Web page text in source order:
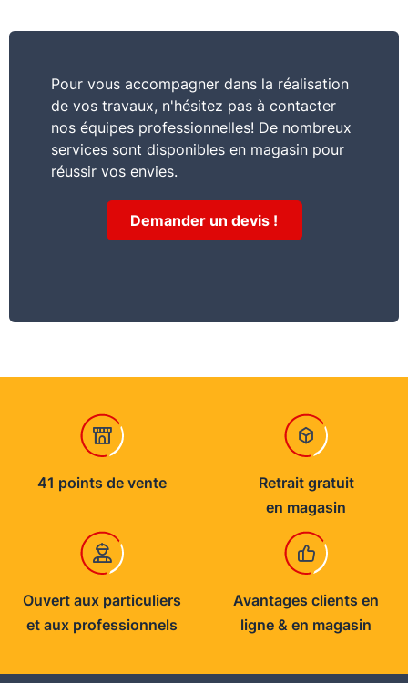
Pour vous accompagner dans la réalisation
de vos travaux, n'hésitez pas à contacter
nos équipes professionnelles! De nombreux
services sont disponibles en magasin pour
réussir vos envies.
Demander un devis !
41 points de vente
Retrait gratuit
en magasin
Ouvert aux particuliers
et aux professionnels
Avantages clients en
ligne & en magasin